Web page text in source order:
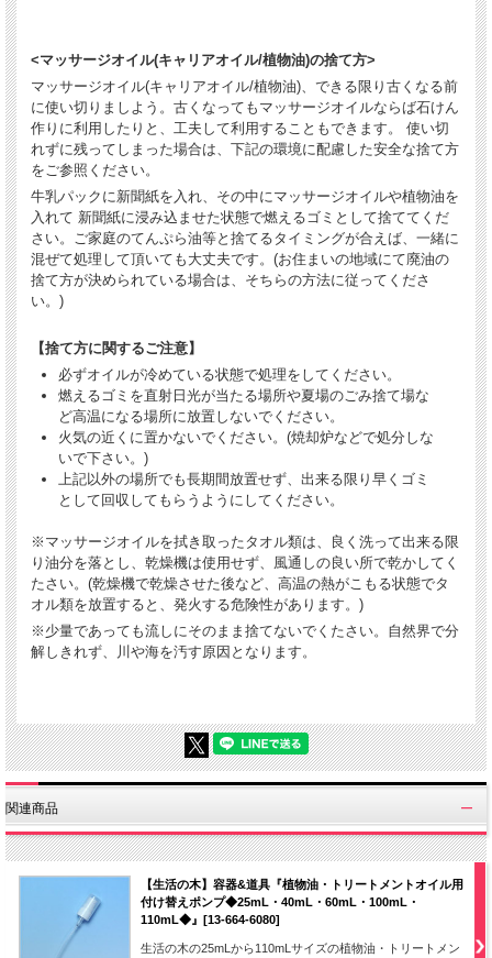
<マッサージオイル(キャリアオイル/植物油)の捨て方>
マッサージオイル(キャリアオイル/植物油)、できる限り古くなる前
に使い切りましよう。古くなってもマッサージオイルならば石けん
作りに利用したりと、工夫して利用することもできます。 使い切
れずに残ってしまった場合は、下記の環境に配慮した安全な捨て方
をご参照ください。
牛乳パックに新聞紙を入れ、その中にマッサージオイルや植物油を
入れて 新聞紙に浸み込ませた状態で燃えるゴミとして捨ててくだ
さい。ご家庭のてんぷら油等と捨てるタイミングが合えば、一緒に
混ぜて処理して頂いても大丈夫です。(お住まいの地域にて廃油の
捨て方が決められている場合は、そちらの方法に従ってくださ
い。)
【捨て方に関するご注意】
必ずオイルが冷めている状態で処理をしてください。
燃えるゴミを直射日光が当たる場所や夏場のごみ捨て場な
ど高温になる場所に放置しないでください。
火気の近くに置かないでください。(焼却炉などで処分しな
いで下さい。)
上記以外の場所でも長期間放置せず、出来る限り早くゴミ
として回収してもらうようにしてください。
※マッサージオイルを拭き取ったタオル類は、良く洗って出来る限
り油分を落とし、乾燥機は使用せず、風通しの良い所で乾かしてく
たさい。(乾燥機で乾燥させた後など、高温の熱がこもる状態でタ
オル類を放置すると、発火する危険性があります。)
※少量であっても流しにそのまま捨てないでくたさい。自然界で分
解しきれず、川や海を汚す原因となります。
関連商品
【生活の木】容器&道具『植物油・トリートメントオイル用
付け替えポンプ◆25mL・40mL・60mL・100mL・
110mL◆』[13-664-6080]
生活の木の25mLから110mLサイズの植物油・トリートメン